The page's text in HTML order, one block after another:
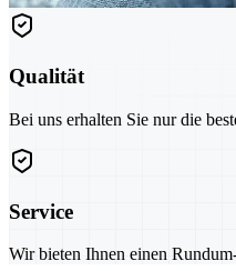
Qualität
Bei uns erhalten Sie nur die
Service
Wir bieten Ihnen einen